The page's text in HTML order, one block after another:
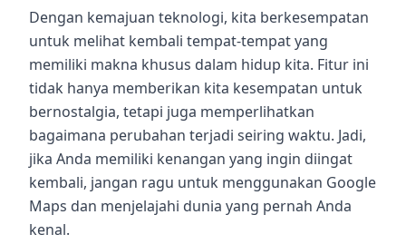
Dengan kemajuan teknologi, kita berkesempatan
untuk melihat kembali tempat-tempat yang
memiliki makna khusus dalam hidup kita. Fitur ini
tidak hanya memberikan kita kesempatan untuk
bernostalgia, tetapi juga memperlihatkan
bagaimana perubahan terjadi seiring waktu. Jadi,
jika Anda memiliki kenangan yang ingin diingat
kembali, jangan ragu untuk menggunakan Google
Maps dan menjelajahi dunia yang pernah Anda
kenal.